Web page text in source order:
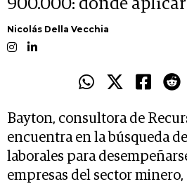
900.000: dónde aplicar
Nicolás Della Vecchia
Bayton, consultora de
encuentra en la búsqueda
laborales para
empresas del sector